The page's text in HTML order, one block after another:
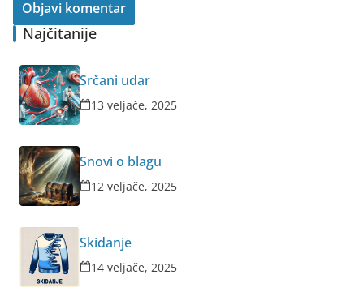
Najčitanije
Srčani udar
13 veljače, 2025
Snovi o blagu
12 veljače, 2025
Skidanje
14 veljače, 2025